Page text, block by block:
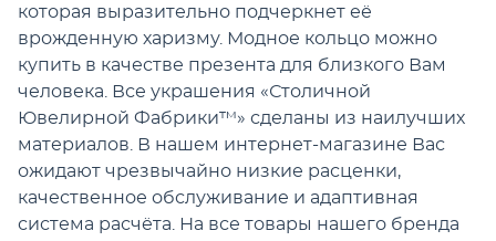
которая выразительно подчеркнет её
врожденную харизму. Модное кольцо можно
купить в качестве презента для близкого Вам
человека. Все украшения «Столичной
Ювелирной Фабрики™» сделаны из наилучших
материалов. В нашем интернет-магазине Вас
ожидают чрезвычайно низкие расценки,
качественное обслуживание и адаптивная
система расчёта. На все товары нашего бренда